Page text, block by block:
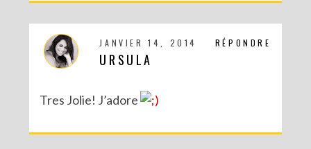
RÉPONDRE
JANVIER 14, 2014
URSULA
Tres Jolie! J’adore